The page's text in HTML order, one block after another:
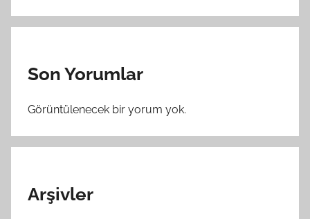
Son Yorumlar
Görüntülenecek bir yorum yok.
Arşivler